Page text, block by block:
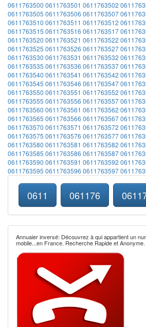
0611763500 0611763501 0611763502
0611763505 0611763506 0611763507
0611763510 0611763511 0611763512
0611763515 0611763516 0611763517
0611763520 0611763521 0611763522
0611763525 0611763526 0611763527
0611763530 0611763531 0611763532
0611763535 0611763536 0611763537
0611763540 0611763541 0611763542
0611763545 0611763546 0611763547
0611763550 0611763551 0611763552
0611763555 0611763556 0611763557
0611763560 0611763561 0611763562
0611763565 0611763566 0611763567
0611763570 0611763571 0611763572
0611763575 0611763576 0611763577
0611763580 0611763581 0611763582
0611763585 0611763586 0611763587
0611763590 0611763591 0611763592
0611763595 0611763596 0611763597
0611 061176
Annuaier inversé: Découvrez à qui appartient un
mobile...en France. Recherche Rapide et Anonyme.